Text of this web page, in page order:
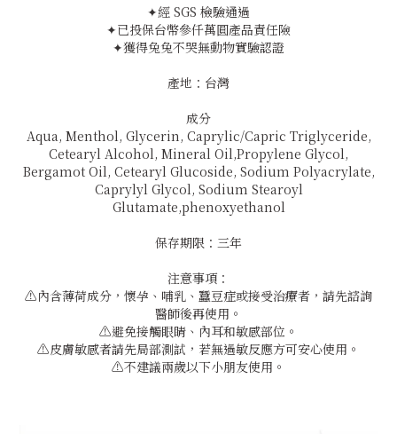
✦經 SGS 檢驗通過
✦已投保台幣參仟萬圓產品責任險
✦獲得兔兔不哭無動物實驗認證
產地：台灣
成分
Aqua, Menthol, Glycerin, Caprylic/Capric Triglyceride,
Cetearyl Alcohol, Mineral Oil,Propylene Glycol,
Bergamot Oil, Cetearyl Glucoside, Sodium Polyacrylate,
Caprylyl Glycol, Sodium Stearoyl
Glutamate,phenoxyethanol
保存期限：三年
注意事項：
⚠️內含薄荷成分，懷孕、哺乳、蠶豆症或接受治療者，請先諮詢
醫師後再使用。
⚠️避免接觸眼睛、內耳和敏感部位。
⚠️皮膚敏感者請先局部測試，若無過敏反應方可安心使用。
⚠️不建議兩歲以下小朋友使用。